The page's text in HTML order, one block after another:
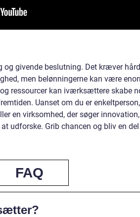
givende beslutning. Det kræver
men belønningerne kan være
ressourcer kan iværksættere skabe
Uanset om du er
en virksomhed, der søger
udforske. Grib chancen og bliv en
FAQ